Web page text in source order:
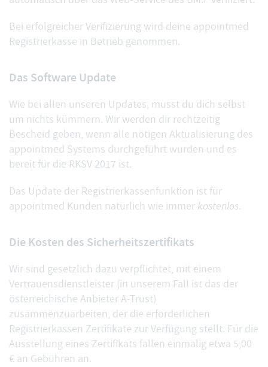
Bei erfolgreicher Verifizierung wird deine appointmed
Registrierkasse in Betrieb genommen.
Das Software Update
Wie bei allen unseren Updates, musst du dich selbst
um nichts kümmern. Wir werden dir rechtzeitig
Bescheid geben, wenn alle nötigen Aktualisierung des
appointmed Systems durchgeführt wurden und es
bereit für die RKSV 2017 ist.
Das Update der Registrierkassenfunktion ist für
appointmed Kunden natürlich wie immer kostenlos.
Die Kosten des Sicherheitszertifikats
Wir sind gesetzlich dazu verpflichtet, mit einem
Vertrauensdienstleister (in unserem Fall ist das der
österreichische AnbieterA-Trust)
zusammenzuarbeiten, der die erforderlichen
Registrierkassen Zertifikate zur Verfügung stellt. Für die
Ausstellung eines Zertifikats fallen einmalig etwa 5,00
€ an Gebühren an.